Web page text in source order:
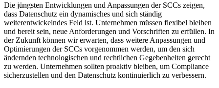
Die jüngsten Entwicklungen und Anpassungen der SCCs zeigen,
dass Datenschutz ein dynamisches und sich ständig
weiterentwickelndes Feld ist. Unternehmen müssen flexibel bleiben
und bereit sein, neue Anforderungen und Vorschriften zu erfüllen. In
der Zukunft können wir erwarten, dass weitere Anpassungen und
Optimierungen der SCCs vorgenommen werden, um den sich
ändernden technologischen und rechtlichen Gegebenheiten gerecht
zu werden. Unternehmen sollten proaktiv bleiben, um Compliance
sicherzustellen und den Datenschutz kontinuierlich zu verbessern.